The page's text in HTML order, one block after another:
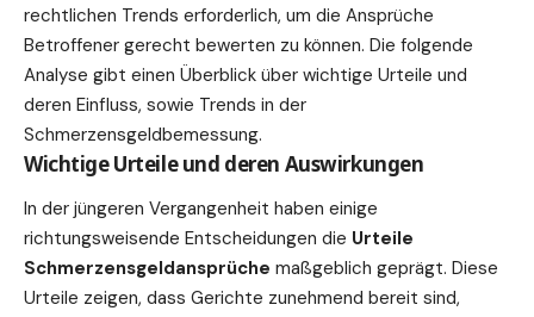
rechtlichen Trends erforderlich, um die Ansprüche
Betroffener gerecht bewerten zu können. Die folgende
Analyse gibt einen Überblick über wichtige Urteile und
deren Einfluss, sowie Trends in der
Schmerzensgeldbemessung.
Wichtige Urteile und deren Auswirkungen
In der jüngeren Vergangenheit haben einige
richtungsweisende Entscheidungen die Urteile
Schmerzensgeldansprüche maßgeblich geprägt. Diese
Urteile zeigen, dass Gerichte zunehmend bereit sind,